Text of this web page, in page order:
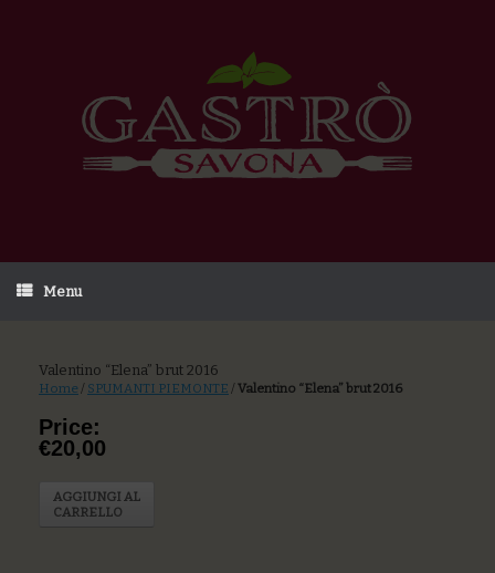
Menu
Valentino “Elena” brut 2016
Home / SPUMANTI PIEMONTE /Valentino “Elena” brut 2016
Price:
€20,00
AGGIUNGI AL
CARRELLO